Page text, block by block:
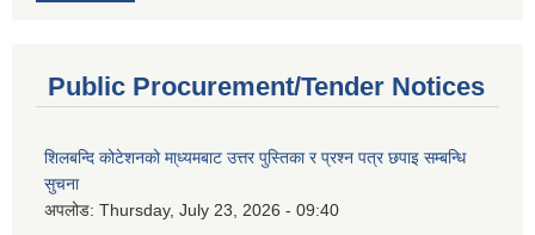
Public Procurement/Tender Notices
शिलबन्दि कोटेशनको मा्ध्यमबाट उत्तर पुस्तिका र प्रश्न पत्र छपाइ सम्बन्धि
सुचना
अपलोड: Thursday, July 23, 2026 - 09:40